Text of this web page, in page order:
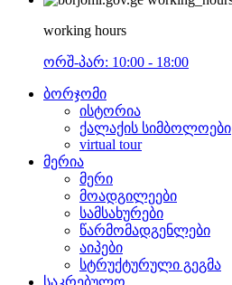
working hours
ორშ-პარ: 10:00 - 18:00
ბორჯომი
ისტორია
ქალაქის სიმბოლოები
virtual tour
მერია
მერი
მოადგილეები
სამსახურები
წარმომადგენლები
აიპები
სტრუქტურული გეგმა
საკრებულო